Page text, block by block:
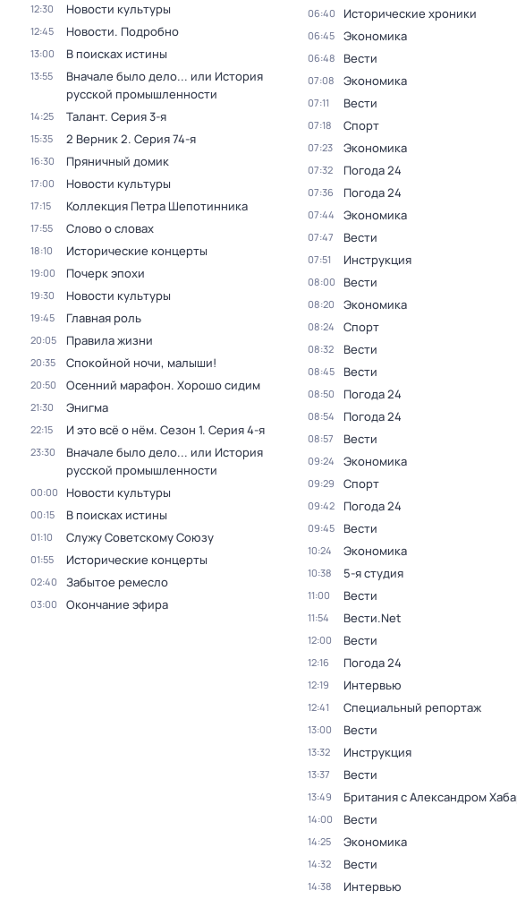
12:30 Новости культуры
12:45 Новости. Подробно
13:00 В поисках истины
13:55
Вначале было дело... или История
русской промышленности
14:25 Талант. Серия 3-я
15:35 2 Верник 2. Серия 74-я
16:30 Пряничный домик
17:00 Новости культуры
17:15 Коллекция Петра Шепотинника
17:55 Слово о словах
18:10 Исторические концерты
19:00 Почерк эпохи
19:30 Новости культуры
19:45 Главная роль
20:05 Правила жизни
20:35 Спокойной ночи, малыши!
20:50 Осенний марафон. Хорошо сидим
21:30 Энигма
22:15 И это всё о нём. Сезон 1. Серия 4-я
23:30
Вначале было дело... или История
русской промышленности
00:00 Новости культуры
00:15 В поисках истины
01:10 Служу Советскому Союзу
01:55 Исторические концерты
02:40 Забытое ремесло
03:00 Окончание эфира
06:40 Исторические хроники
06:45 Экономика
06:48 Вести
07:08 Экономика
07:11 Вести
07:18 Спорт
07:23 Экономика
07:32 Погода 24
07:36 Погода 24
07:44 Экономика
07:47 Вести
07:51 Инструкция
08:00 Вести
08:20 Экономика
08:24 Спорт
08:32 Вести
08:45 Вести
08:50 Погода 24
08:54 Погода 24
08:57 Вести
09:24 Экономика
09:29 Спорт
09:42 Погода 24
09:45 Вести
10:24 Экономика
10:38 5-я студия
11:00 Вести
11:54 Вести.Net
12:00 Вести
12:16 Погода 24
12:19 Интервью
12:41 Специальный репортаж
13:00 Вести
13:32 Инструкция
13:37 Вести
13:49 Британия с Александром
14:00 Вести
14:25 Экономика
14:32 Вести
14:38 Интервью